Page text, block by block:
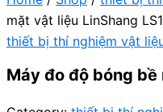
mặt vật liệu LinShang
thiết bị thí nghiệm vật
Máy đo độ bóng bề